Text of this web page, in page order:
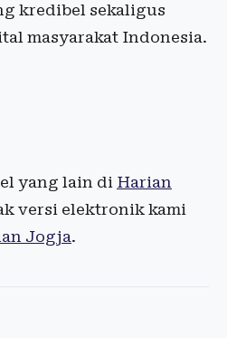
kredibel sekaligus
masyarakat Indonesia.
yang lain di Harian
versi elektronik kami
Jogja.